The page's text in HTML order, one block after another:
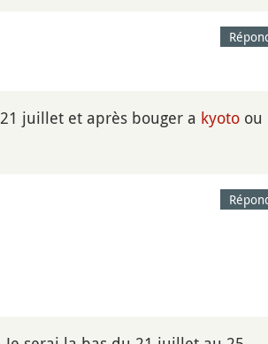
juillet et après bouger a kyotoou